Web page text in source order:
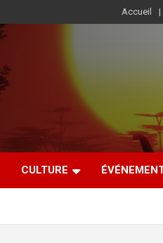
Accueil
CULTURE